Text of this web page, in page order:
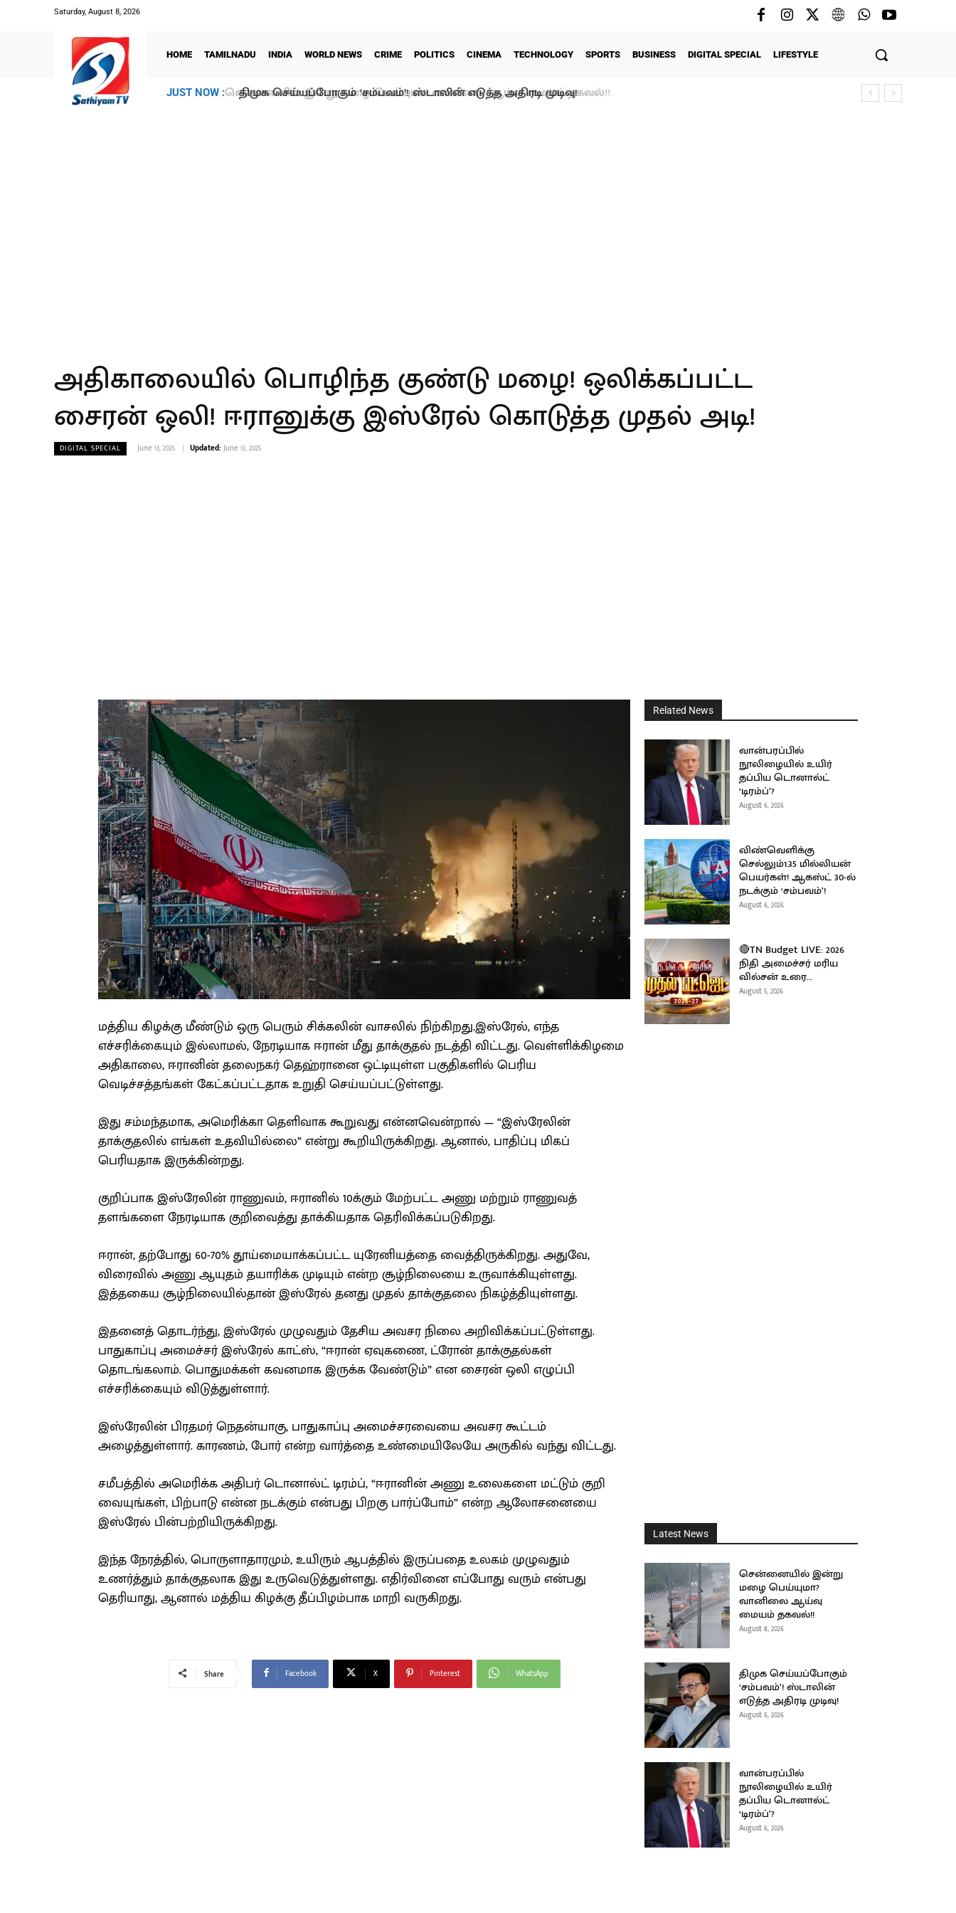
Saturday, August 8, 2026
HOME TAMILNADU INDIA WORLD NEWS CRIME POLITICS CINEMA TECHNOLOGY SPORTS BUSINESS DIGITAL SPECIAL LIFESTYLE
JUST NOW : திமுக செய்யப்போகும் ‘சம்பவம்’! ஸ்டாலின் எடுத்த அதிரடி முடிவு!
அதிகாலையில் பொழிந்த குண்டு மழை! ஒலிக்கப்பட்ட
சைரன் ஒலி! ஈரானுக்கு இஸ்ரேல் கொடுத்த முதல் அடி!
DIGITAL SPECIAL June 13, 2025 Updated: June 13, 2025
மத்திய கிழக்கு மீண்டும் ஒரு பெரும் சிக்கலின் வாசலில் நிற்கிறது.இஸ்ரேல், எந்த
எச்சரிக்கையும் இல்லாமல், நேரடியாக ஈரான் மீது தாக்குதல் நடத்தி விட்டது. வெள்ளிக்கிழமை
அதிகாலை, ஈரானின் தலைநகர் தெஹ்ரானை ஒட்டியுள்ள பகுதிகளில் பெரிய
வெடிச்சத்தங்கள் கேட்கப்பட்டதாக உறுதி செய்யப்பட்டுள்ளது.
இது சம்மந்தமாக, அமெரிக்கா தெளிவாக கூறுவது என்னவென்றால் — “இஸ்ரேலின்
தாக்குதலில் எங்கள் உதவியில்லை” என்று கூறியிருக்கிறது. ஆனால், பாதிப்பு மிகப்
பெரியதாக இருக்கின்றது.
குறிப்பாக இஸ்ரேலின் ராணுவம், ஈரானில் 10க்கும் மேற்பட்ட அணு மற்றும் ராணுவத்
தளங்களை நேரடியாக குறிவைத்து தாக்கியதாக தெரிவிக்கப்படுகிறது.
ஈரான், தற்போது 60-70% தூய்மையாக்கப்பட்ட யுரேனியத்தை வைத்திருக்கிறது. அதுவே,
விரைவில் அணு ஆயுதம் தயாரிக்க முடியும் என்ற சூழ்நிலையை உருவாக்கியுள்ளது.
இத்தகைய சூழ்நிலையில்தான் இஸ்ரேல் தனது முதல் தாக்குதலை நிகழ்த்தியுள்ளது.
இதனைத் தொடர்ந்து, இஸ்ரேல் முழுவதும் தேசிய அவசர நிலை அறிவிக்கப்பட்டுள்ளது.
பாதுகாப்பு அமைச்சர் இஸ்ரேல் காட்ஸ், “ஈரான் ஏவுகணை, ட்ரோன் தாக்குதல்கள்
தொடங்கலாம். பொதுமக்கள் கவனமாக இருக்க வேண்டும்” என சைரன் ஒலி எழுப்பி
எச்சரிக்கையும் விடுத்துள்ளார்.
இஸ்ரேலின் பிரதமர் நெதன்யாகு, பாதுகாப்பு அமைச்சரவையை அவசர கூட்டம்
அழைத்துள்ளார். காரணம், போர் என்ற வார்த்தை உண்மையிலேயே அருகில் வந்து விட்டது.
சமீபத்தில் அமெரிக்க அதிபர் டொனால்ட் டிரம்ப், “ஈரானின் அணு உலைகளை மட்டும் குறி
வையுங்கள், பிற்பாடு என்ன நடக்கும் என்பது பிறகு பார்ப்போம்” என்ற ஆலோசனையை
இஸ்ரேல் பின்பற்றியிருக்கிறது.
இந்த நேரத்தில், பொருளாதாரமும், உயிரும் ஆபத்தில் இருப்பதை உலகம் முழுவதும்
உணர்த்தும் தாக்குதலாக இது உருவெடுத்துள்ளது. எதிர்வினை எப்போது வரும் என்பது
தெரியாது, ஆனால் மத்திய கிழக்கு தீப்பிழம்பாக மாறி வருகிறது.
Share Facebook X Pinterest WhatsApp
Related News
வான்பரப்பில்
நூலிழையில் உயிர்
தப்பிய டொனால்ட்
‘டிரம்ப்’?
August 6, 2026
விண்வெளிக்கு
செல்லும்1.35 மில்லியன்
பெயர்கள்! ஆகஸ்ட் 30-ல்
நடக்கும் ‘சம்பவம்’!
August 6, 2026
🔴TN Budget LIVE: 2026
நிதி அமைச்சர் மரிய
வில்சன் உரை…
August 5, 2026
Latest News
சென்னையில் இன்று
மழை பெய்யுமா?
வானிலை ஆய்வு
மையம் தகவல்!!
August 8, 2026
திமுக செய்யப்போகும்
‘சம்பவம்’! ஸ்டாலின்
எடுத்த அதிரடி முடிவு!
August 6, 2026
வான்பரப்பில்
நூலிழையில் உயிர்
தப்பிய டொனால்ட்
‘டிரம்ப்’?
August 6, 2026